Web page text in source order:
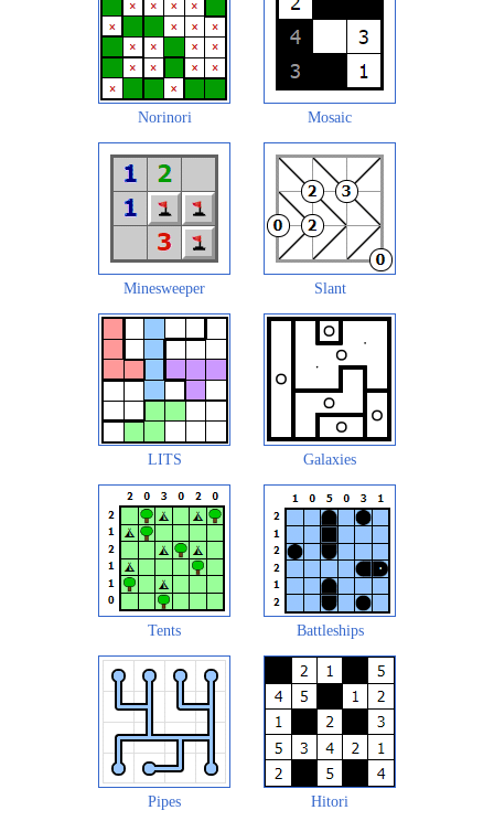
Norinori Mosaic
Minesweeper Slant
LITS Galaxies
Tents Battleships
Pipes Hitori